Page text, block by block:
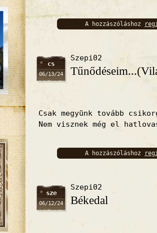
A hozzászóláshoz
cs
06/13/24
Szepi02
Csak megyünk tovább
Nem visznek még el
A hozzászóláshoz
sze
06/12/24
Szepi02
Békedal